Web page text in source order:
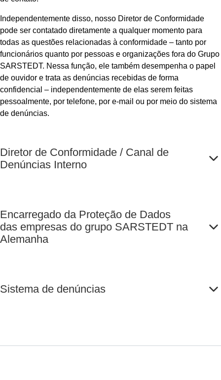
Independentemente disso, nosso Diretor de Conformidade
pode ser contatado diretamente a qualquer momento para
todas as questões relacionadas à conformidade – tanto por
funcionários quanto por pessoas e organizações fora do Grupo
SARSTEDT. Nessa função, ele também desempenha o papel
de ouvidor e trata as denúncias recebidas de forma
confidencial – independentemente de elas serem feitas
pessoalmente, por telefone, por e-mail ou por meio do sistema
de denúncias.
Diretor de Conformidade / Canal de
Denúncias Interno
Encarregado da Proteção de Dados
das empresas do grupo SARSTEDT na
Alemanha
Sistema de denúncias